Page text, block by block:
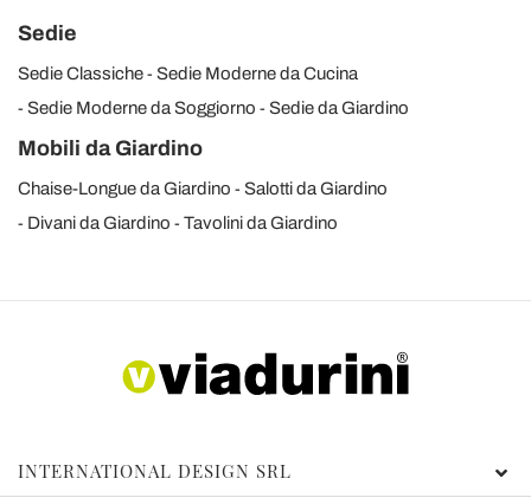
Sedie
Sedie Classiche
Sedie Moderne da Cucina
Sedie Moderne da Soggiorno
Sedie da Giardino
Mobili da Giardino
Chaise-Longue da Giardino
Salotti da Giardino
Divani da Giardino
Tavolini da Giardino
INTERNATIONAL DESIGN SRL